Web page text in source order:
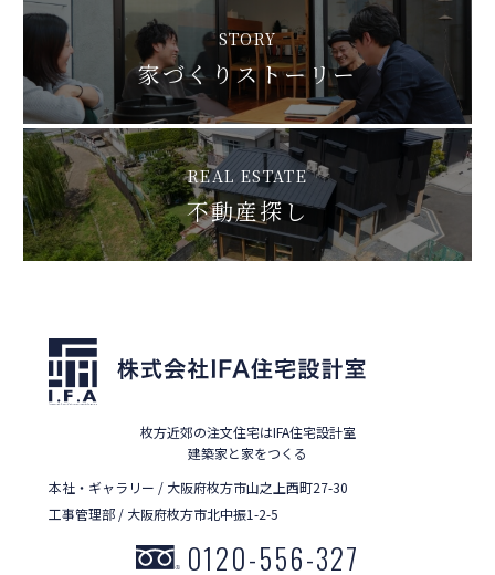
STORY
家づくりストーリー
REAL ESTATE
不動産探し
枚方近郊の注文住宅はIFA住宅設計室
建築家と家をつくる
本社・ギャラリー / 大阪府枚方市山之上西町27-30
工事管理部 / 大阪府枚方市北中振1-2-5
0120-556-327